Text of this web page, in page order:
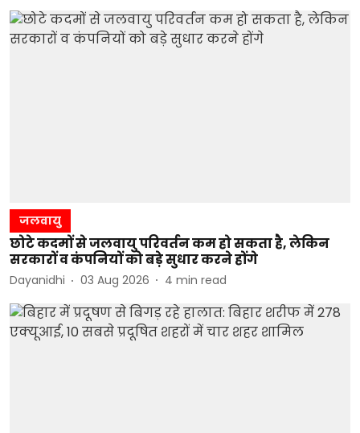
जलवायु
छोटे कदमों से जलवायु परिवर्तन कम हो सकता है, लेकिन
सरकारों व कंपनियों को बड़े सुधार करने होंगे
Dayanidhi 03 Aug 2026 4 min read